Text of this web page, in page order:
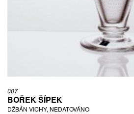
007
BOŘEK ŠÍPEK
DŽBÁN VICHY, NEDATOVÁNO